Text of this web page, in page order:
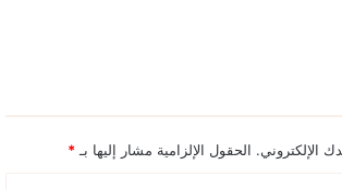
الإلكتروني. الحقول الإلزامية مشار إليها بـ *